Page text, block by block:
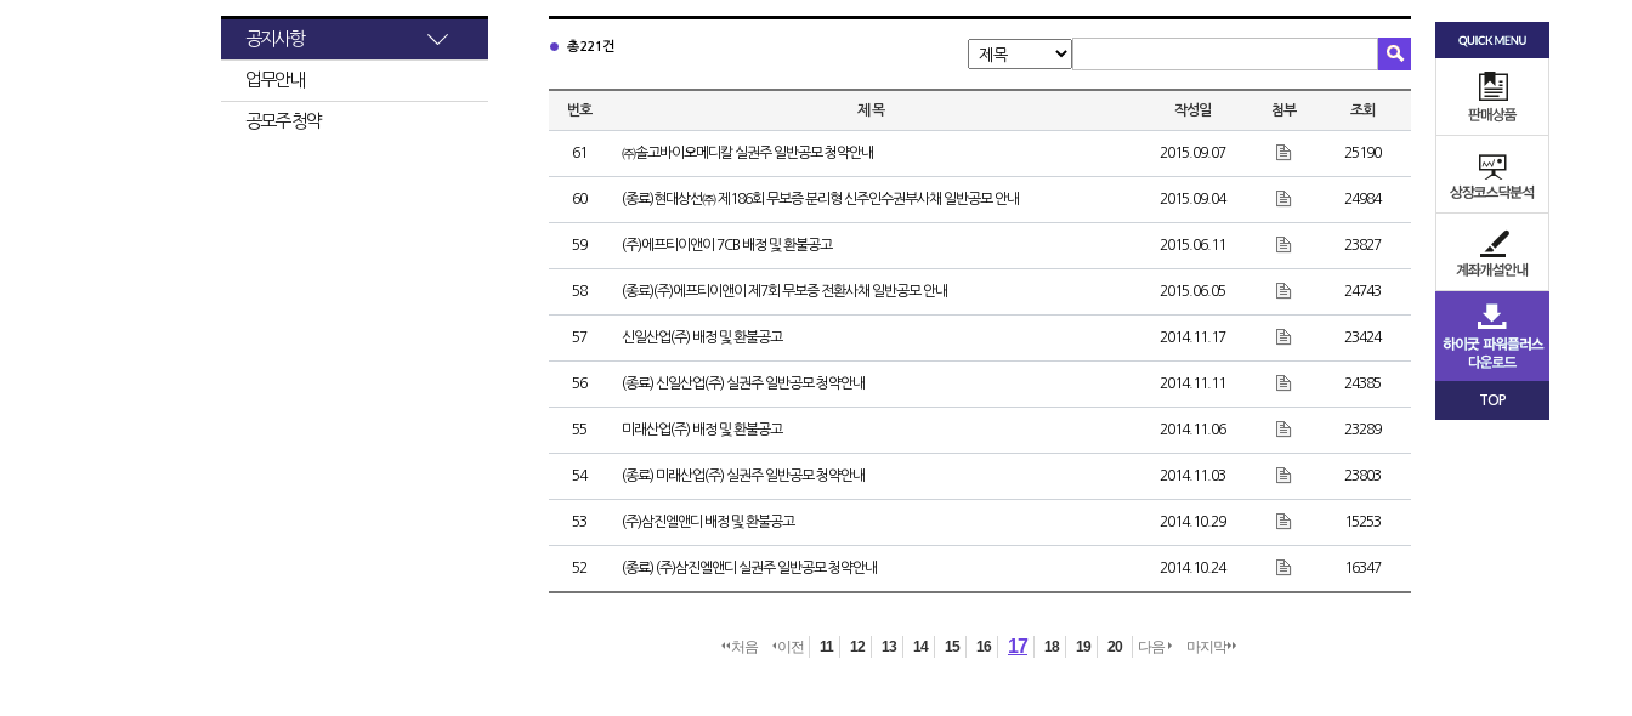
공지사항
업무안내
공모주 청약
총 221건
번호 제 목 작성일 첨부 조회
61 ㈜솔고바이오메디칼 실권주 일반공모 청약안내 2015.09.07 25190
60 (종료)현대상선㈜ 제186회 무보증 분리형 신주인수권부사채 일반공모 안내 2015.09.04 24984
59 (주)에프티이앤이 7CB 배정 및 환불공고 2015.06.11 23827
58 (종료)(주)에프티이앤이 제7회 무보증 전환사채 일반공모 안내 2015.06.05 24743
57 신일산업(주) 배정 및 환불공고 2014.11.17 23424
56 (종료) 신일산업(주) 실권주 일반공모 청약안내 2014.11.11 24385
55 미래산업(주) 배정 및 환불공고 2014.11.06 23289
54 (종료) 미래산업(주) 실권주 일반공모 청약안내 2014.11.03 23803
53 (주)삼진엘앤디 배정 및 환불공고 2014.10.29 15253
52 (종료) (주)삼진엘앤디 실권주 일반공모 청약안내 2014.10.24 16347
처음 이전 11 12 13 14 15 16 17 18 19 20 다음 마지막
TOP